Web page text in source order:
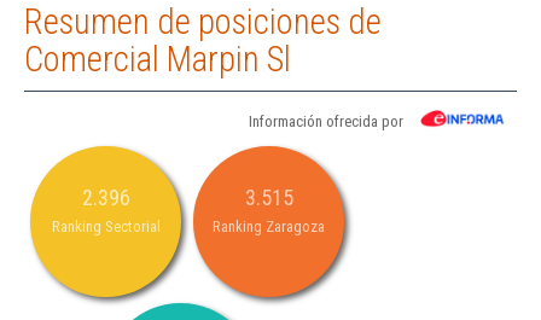
Resumen de posiciones de
Comercial Marpin Sl
Información ofrecida por
2.396
Ranking Sectorial
3.515
Ranking Zaragoza